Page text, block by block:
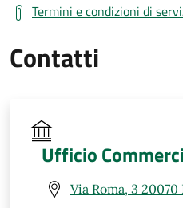
Termini e condizioni di
Contatti
Ufficio
Via Roma, 3